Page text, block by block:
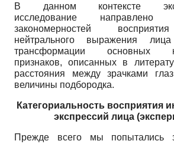
В данном контексте
исследование
закономерностей
нейтрального выражения
трансформации основных
признаков, описанных в
расстояния между зрачками
величины подбородка.
Категориальность восприятия
экспрессий лица
Прежде всего мы попытались